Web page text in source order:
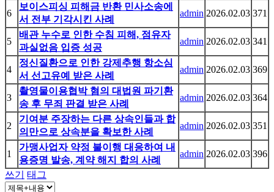
6
보이스피싱 피해금 반환 민사소송에
서 전부 기각시킨 사례
admin 2026.02.03 371
5
배관 누수로 인한 수침 피해, 점유자
과실없음 입증 성공
admin 2026.02.03 341
4
정신질환으로 인한 강제추행 항소심
서 선고유예 받은 사례
admin 2026.02.03 369
3
촬영물이용협박 혐의 대법원 파기환
송 후 무죄 판결 받은 사례
admin 2026.02.03 364
2
기여분 주장하는 다른 상속인들과 합
의만으로 상속분을 확보한 사례
admin 2026.02.03 351
1
가맹사업자 약정 불이행 대응하여 내
용증명 발송, 계약 해지 합의 사례
admin 2026.02.03 396
쓰기
태그